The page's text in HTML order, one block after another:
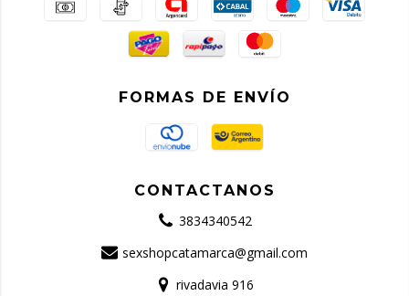
FORMAS DE ENVÍO
CONTACTANOS
3834340542
sexshopcatamarca@gmail.com
rivadavia 916